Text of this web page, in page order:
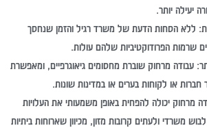
יעילה יותר.
ללא הסחות הדעת של משרד רגיל והזמן שנחסך
שרמות הפרודוקטיביות שלהם עולות.
עבודה מרחוק שוברת מחסומים גיאוגרפיים, ומאפשרת
חברות או לקוחות בערים או במדינות שונות.
מרחוק יכולה להפחית באופן משמעותי את העלויות
משרדי ולעתים קרובות מזון, מכיוון שארוחות ביתיות